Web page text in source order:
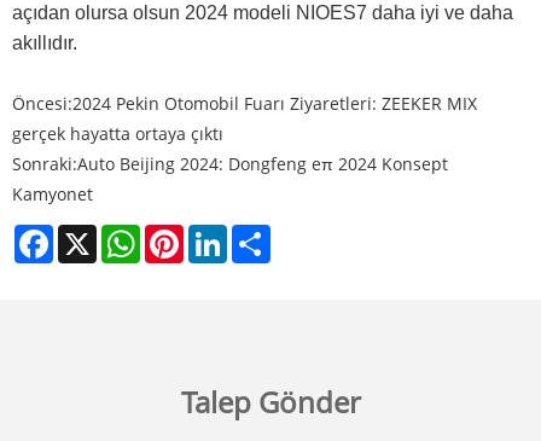
açıdan olursa olsun 2024 modeli NIOES7 daha iyi ve daha
akıllıdır.
Öncesi:2024 Pekin Otomobil Fuarı Ziyaretleri: ZEEKER MIX
gerçek hayatta ortaya çıktı
Sonraki:Auto Beijing 2024: Dongfeng eπ 2024 Konsept
Kamyonet
Facebook
X WhatsAppPinterestLinkedIn
Talep Gönder